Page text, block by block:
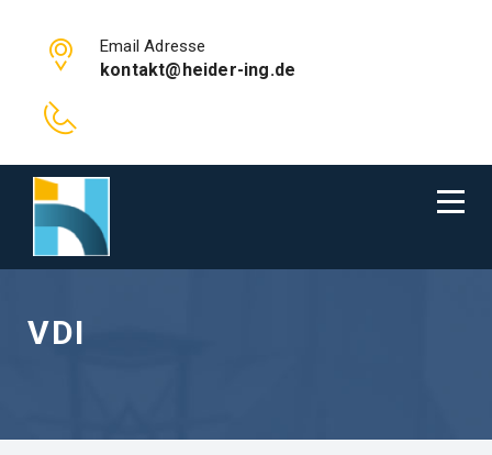
Email Adresse
kontakt@heider-ing.de
VDI